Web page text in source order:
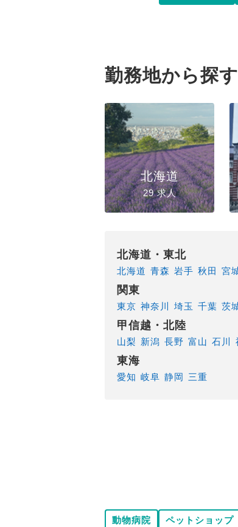
勤務地から探す
北海道
29 求人
北海道・東北
北海道 青森 岩手 秋田 宮
関東
東京 神奈川 埼玉 千葉 茨
甲信越・北陸
山梨 新潟 長野 富山 石川
東海
愛知 岐阜 静岡 三重
動物病院 ペットショップ